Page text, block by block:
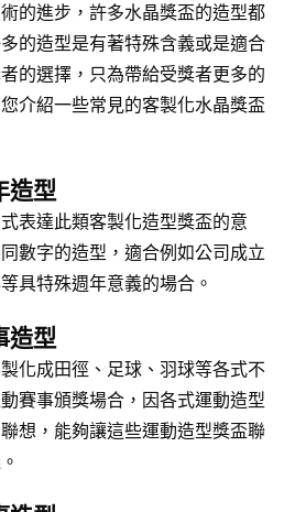
的進步，許多水晶獎盃的造型都
的造型是有著特殊含義或是適合
的選擇，只為帶給受獎者更多的
介紹一些常見的客製化水晶獎盃
造型
表達此類客製化造型獎盃的意
數字的造型，適合例如公司成立
具特殊週年意義的場合。
造型
化成田徑、足球、羽球等各式不
賽事頒獎場合，因各式運動造型
想，能夠讓這些運動造型獎盃聯